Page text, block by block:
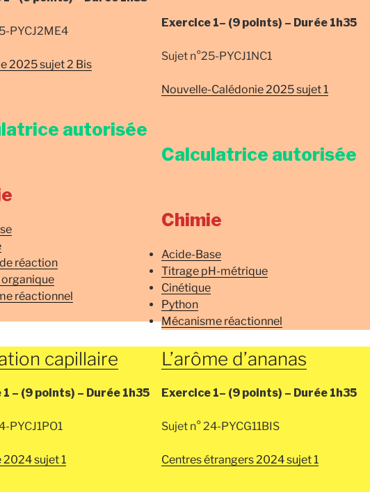
PYCJ2ME4
2025 sujet 2 Bis
autorisée
réaction
organique
réactionnel
Exercice 1– (9 points) – Durée 1h35
Sujet n°25-PYCJ1NC1
Nouvelle-Calédonie 2025 sujet 1
Calculatrice autorisée
Chimie
Acide-Base
Titrage pH-métrique
Cinétique
Python
Mécanisme réactionnel
capillaire
– (9 points) – Durée 1h35
PYCJ1PO1
2024 sujet 1
L’arôme d’ananas
Exercice 1– (9 points) – Durée 1h35
Sujet n° 24-PYCG11BIS
Centres étrangers 2024 sujet 1